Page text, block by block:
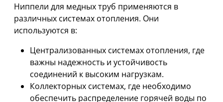
Ниппели для медных труб применяются в
различных системах отопления. Они
используются в:
Централизованных системах отопления, где
важны надежность и устойчивость
соединений к высоким нагрузкам.
Коллекторных системах, где необходимо
обеспечить распределение горячей воды по